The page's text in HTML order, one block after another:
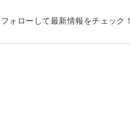
ォローして最新情報をチェック！